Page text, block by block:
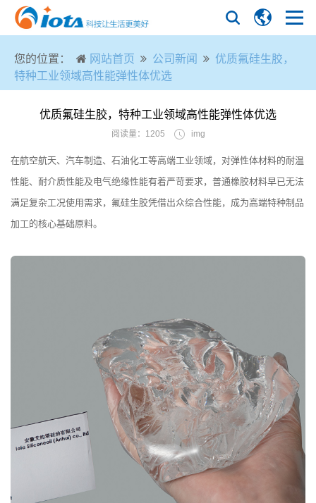
您的位置： 网站首页 公司新闻
优质氟硅生胶，
特种工业领域高性能弹性体优选
优质氟硅生胶，特种工业领域高性能弹性体优选
阅读量：1205 img
在航空航天、汽车制造、石油化工等高端工业领域，对弹性体材料的耐温
性能、耐介质性能及电气绝缘性能有着严苛要求，普通橡胶材料早已无法
满足复杂工况使用需求，氟硅生胶凭借出众综合性能，成为高端特种制品
加工的核心基础原料。